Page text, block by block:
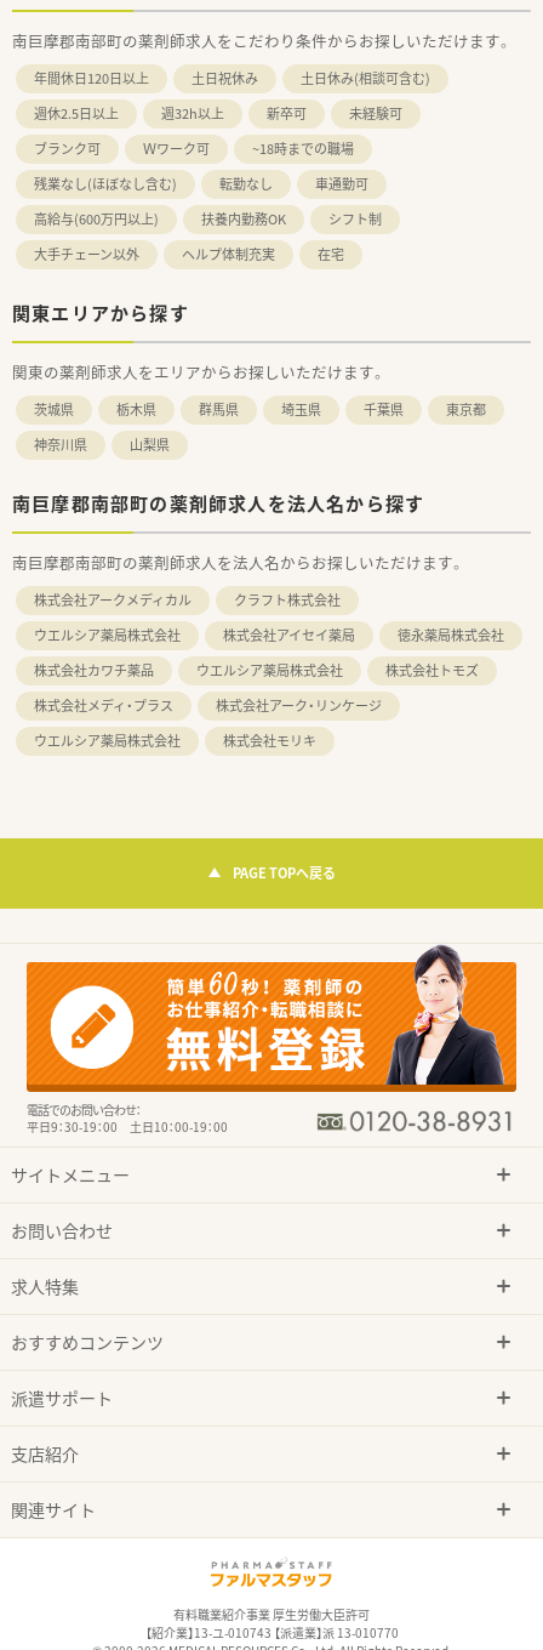
南巨摩郡南部町の薬剤師求人をこだわり条件からお探しいただけます。
年間休日120日以上 土日祝休み
土日休み(相談可含む)
週休2.5日以上
週32h以上 新卒可
未経験可
ブランク可
Ｗワーク可
~18時までの職場
残業なし(ほぼなし含む)
転勤なし
車通勤可
高給与(600万円以上)
扶養内勤務OK
シフト制
大手チェーン以外
ヘルプ体制充実 在宅
関東エリアから探す
関東の薬剤師求人をエリアからお探しいただけます。
茨城県 栃木県 群馬県 埼玉県 千葉県
東京都
神奈川県
山梨県
南巨摩郡南部町の薬剤師求人を法人名から探す
南巨摩郡南部町の薬剤師求人を法人名からお探しいただけます。
株式会社アークメディカル
クラフト株式会社
ウエルシア薬局株式会社
株式会社アイセイ薬局
徳永薬局株式会社
株式会社カワチ薬品
ウエルシア薬局株式会社
株式会社トモズ
株式会社メディ・プラス
株式会社アーク・リンケージ
ウエルシア薬局株式会社
株式会社モリキ
PAGE TOPへ戻る
電話でのお問い合わせ：
平日9：30-19：00 土日10：00-19：00
サイトメニュー
お問い合わせ
求人特集
おすすめコンテンツ
派遣サポート
支店紹介
関連サイト
有料職業紹介事業 厚生労働大臣許可
【紹介業】13-ユ-010743 【派遣業】派 13-010770